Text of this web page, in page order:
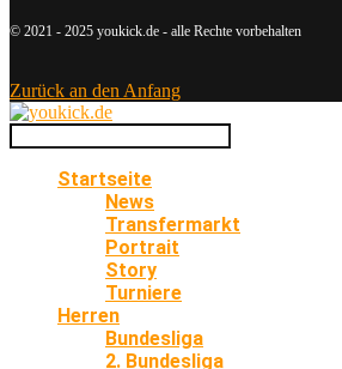
© 2021 - 2025 youkick.de - alle Rechte vorbehalten
Zurück an den Anfang
Startseite
News
Transfermarkt
Portrait
Story
Turniere
Herren
Bundesliga
2. Bundesliga